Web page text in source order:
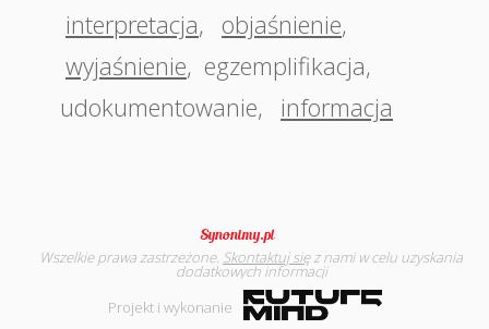
interpretacja, objaśnienie,
wyjaśnienie, egzemplifikacja,
udokumentowanie, informacja
Wszelkie prawa zastrzeżone. Skontaktuj sięz nami w celu uzyskania
dodatkowych informacji
Projekt i wykonanie